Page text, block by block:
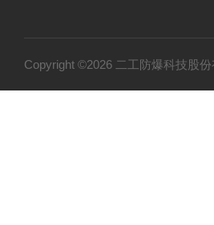
Copyright ©2026 二工防爆科技股